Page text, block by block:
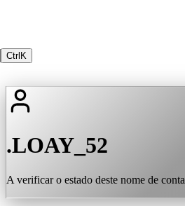
Ctrl K
.LOAY_52
A verificar o estado deste nome de conta